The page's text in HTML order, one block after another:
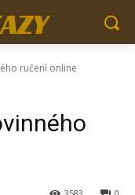
ručení online